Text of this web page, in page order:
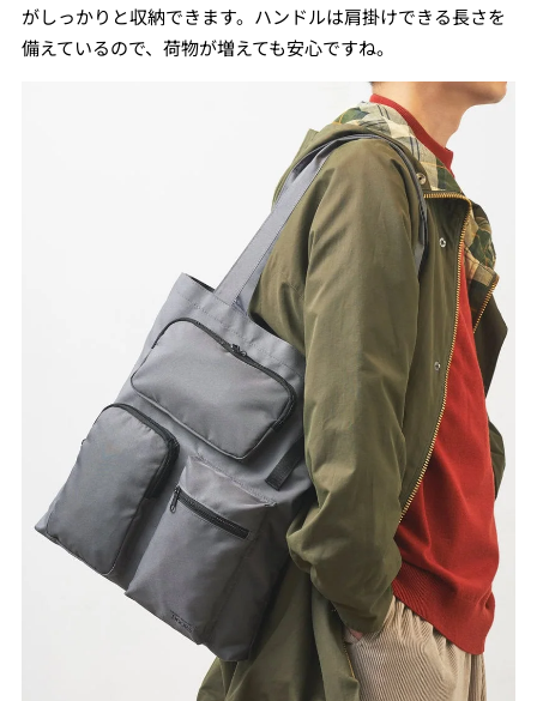
がしっかりと収納できます。ハンドルは肩掛けできる長さを
備えているので、荷物が増えても安心ですね。